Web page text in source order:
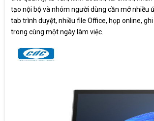
tạo nội bộ và nhóm người dùng cần mở nhiều
tab trình duyệt, nhiều file Office, họp online,
trong cùng một ngày làm việc.